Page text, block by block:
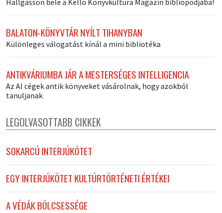
BALATON-KÖNYVTÁR NYÍLT TIHANYBAN
Különleges válogatást kínál a mini bibliotéka
ANTIKVÁRIUMBA JÁR A MESTERSÉGES INTELLIGENCIA
Az AI cégek antik könyveket vásárolnak, hogy azokból
tanuljanak
LEGOLVASOTTABB CIKKEK
SOKARCÚ INTERJÚKÖTET
EGY INTERJÚKÖTET KULTÚRTÖRTÉNETI ÉRTÉKEI
A VÉDÁK BÖLCSESSÉGE